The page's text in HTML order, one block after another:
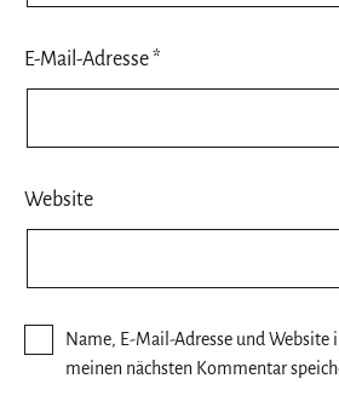
E-Mail-Adresse*
Website
Name, E-Mail-Adresse und Website
meinen nächsten Kommentar